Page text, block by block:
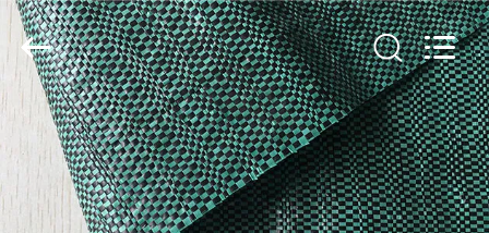
DOM
PRODUKTY
HUATAO
LOVER
LTD.
Rights
Reserved.